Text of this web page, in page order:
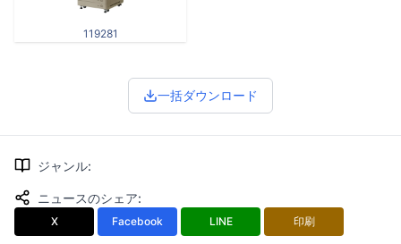
119281
一括ダウンロード
ジャンル:
ニュースのシェア:
X Facebook LINE 印刷